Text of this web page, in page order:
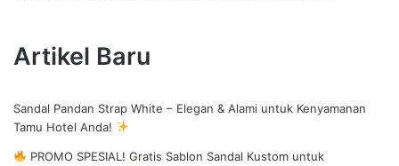
Artikel Baru
Sandal Pandan Strap White – Elegan & Alami untuk Kenyamanan
Tamu Hotel Anda!
PROMO SPESIAL! Gratis Sablon Sandal Kustom untuk